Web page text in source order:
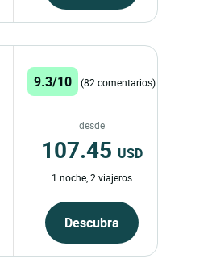
9.3/10 (82 comentarios)
desde
107.45 USD
1 noche, 2 viajeros
Descubra